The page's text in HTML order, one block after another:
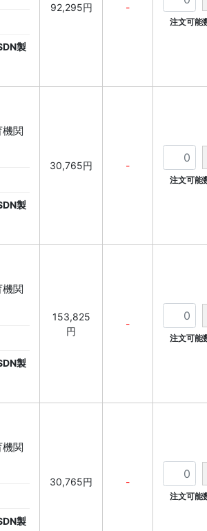
製
92,295円 -
注文可能
関
製
30,765円 -
注文可能
関
製
153,825
円
-
注文可能
関
製
30,765円 -
注文可能